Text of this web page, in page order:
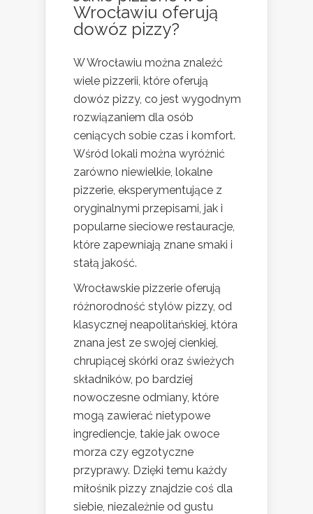
Wrocławiu oferują
dowóz pizzy?
W Wrocławiu można znaleźć
wiele pizzerii, które oferują
dowóz pizzy, co jest wygodnym
rozwiązaniem dla osób
ceniących sobie czas i komfort.
Wśród lokali można wyróżnić
zarówno niewielkie, lokalne
pizzerie, eksperymentujące z
oryginalnymi przepisami, jak i
popularne sieciowe restauracje,
które zapewniają znane smaki i
stałą jakość.
Wrocławskie pizzerie oferują
różnorodność stylów pizzy, od
klasycznej neapolitańskiej, która
znana jest ze swojej cienkiej,
chrupiącej skórki oraz świeżych
składników, po bardziej
nowoczesne odmiany, które
mogą zawierać nietypowe
ingrediencje, takie jak owoce
morza czy egzotyczne
przyprawy. Dzięki temu każdy
miłośnik pizzy znajdzie coś dla
siebie, niezależnie od gustu